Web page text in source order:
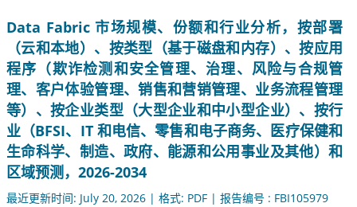
Data Fabric 市场规模、份额和行业分析，按部署
（云和本地）、按类型（基于磁盘和内存）、按应用
程序（欺诈检测和安全管理、治理、风险与合规管
理、客户体验管理、销售和营销管理、业务流程管理
等）、按企业类型（大型企业和中小型企业）、按行
业（BFSI、IT 和电信、零售和电子商务、医疗保健和
生命科学、制造、政府、能源和公用事业及其他）和
区域预测，2026-2034
最近更新时间: July 20, 2026 | 格式: PDF | 报告编号 : FBI105979